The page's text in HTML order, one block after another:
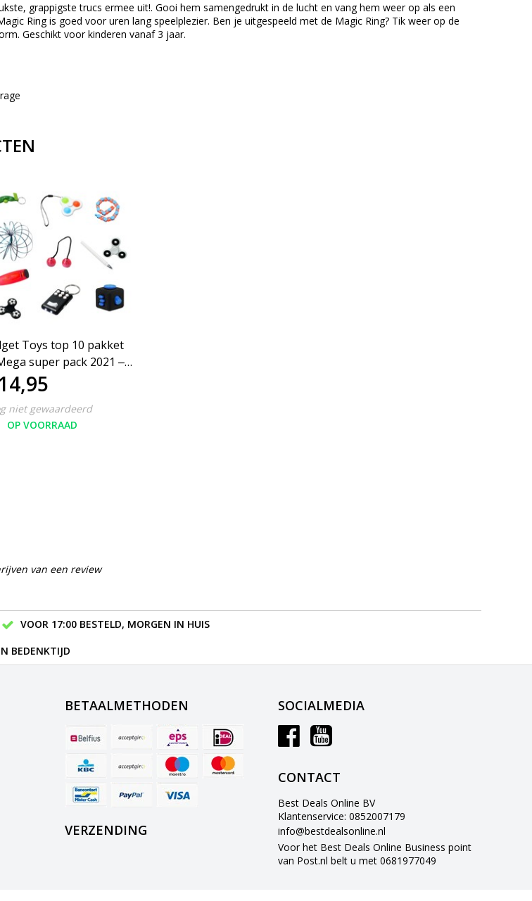
grappigste trucs ermee uit!. Gooi hem samengedrukt in de lucht en vang hem weer op als een
Ring is goed voor uren lang speelplezier. Ben je uitgespeeld met de Magic Ring? Tik weer op de
Geschikt voor kinderen vanaf 3 jaar.
Toys top 10 pakket
super pack 2021 ‒
Stress
niet gewaardeerd
OP VOORRAAD
van een review
VOOR 17:00 BESTELD, MORGEN IN HUIS
BEDENKTIJD
BETAALMETHODEN
VERZENDING
SOCIALMEDIA
CONTACT
Best Deals Online BV
Klantenservice: 0852007179
info@bestdealsonline.nl
Voor het Best Deals Online Business point
van Post.nl belt u met 0681977049